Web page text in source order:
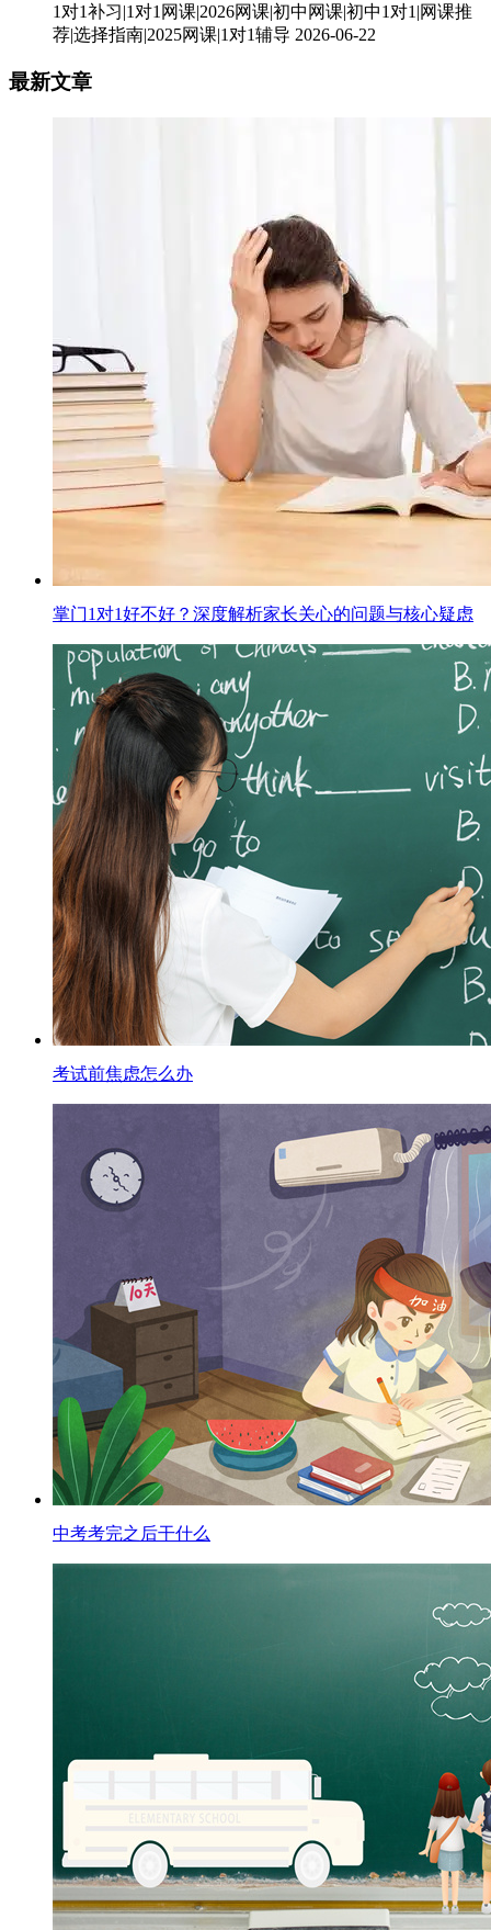
1对1补习|1对1网课|2026网课|初中网课|初中1对1|网课推
荐|选择指南|2025网课|1对1辅导 2026-06-22
最新文章
掌门1对1好不好？深度解析家长关心的问题与核心疑虑
考试前焦虑怎么办
中考考完之后干什么